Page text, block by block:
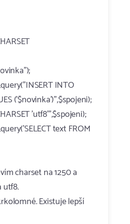
INTO
('$novinka')",$spojeni);
'utf8'",$spojeni);
text FROM
charset na 1250 a
utf8.
Existuje lepší